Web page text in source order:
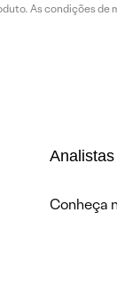
As condições de
Analistas
Conheça